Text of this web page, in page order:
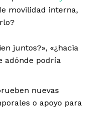
movilidad interna,
juntos?», «¿hacia
adónde podría
nuevas
o apoyo para